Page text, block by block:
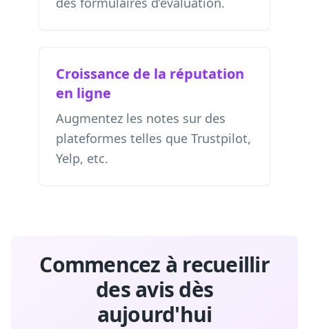
Croissance de la réputation
en ligne
Augmentez les notes sur des
plateformes telles que Trustpilot,
Yelp, etc.
Commencez à recueillir
des avis dès
aujourd'hui